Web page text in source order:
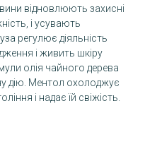
відновлюють захисні
і усувають
регулює діяльність
і живить шкіру
олія чайного дерева
дію. Ментол охолоджує
і надає їй свіжість.